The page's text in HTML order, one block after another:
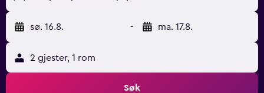
sø. 16.8. - ma. 17.8.
2 gjester, 1 rom
Søk